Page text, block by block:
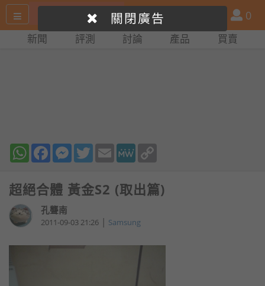
尋
產
品
比
會
員
0
新聞 評測 討論 產品 買賣
WhatsAppFacebookMessenger
TwitterEmail MeWe
超絕合體 黃金S2 (取出篇)
孔聾南
2011-09-03 21:26 | Samsung
關閉廣告